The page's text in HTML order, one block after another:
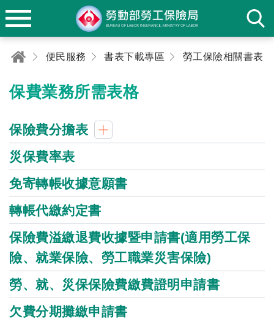
便民服務 書表下載專區 勞工保險相關書表
保費業務所需表格
保險費分擔表
災保費率表
免寄轉帳收據意願書
轉帳代繳約定書
保險費溢繳退費收據暨申請書(適用勞工保
險、就業保險、勞工職業災害保險)
勞、就、災保保險費繳費證明申請書
欠費分期攤繳申請書